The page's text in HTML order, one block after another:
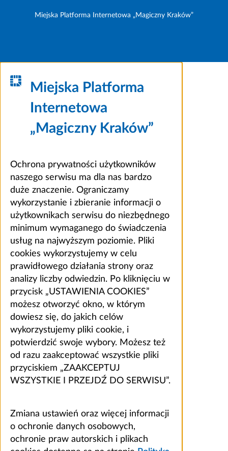
Miejska Platforma Internetowa „Magiczny Kraków”
Miejska Platforma
Internetowa
„Magiczny Kraków”
Ochrona prywatności użytkowników
naszego serwisu ma dla nas bardzo
duże znaczenie. Ograniczamy
wykorzystanie i zbieranie informacji o
użytkownikach serwisu do niezbędnego
minimum wymaganego do świadczenia
usług na najwyższym poziomie. Pliki
cookies wykorzystujemy w celu
prawidłowego działania strony oraz
analizy liczby odwiedzin. Po kliknięciu w
przycisk „USTAWIENIA COOKIES”
możesz otworzyć okno, w którym
dowiesz się, do jakich celów
wykorzystujemy pliki cookie, i
potwierdzić swoje wybory. Możesz też
od razu zaakceptować wszystkie pliki
przyciskiem „ZAAKCEPTUJ
WSZYSTKIE I PRZEJDŹ DO SERWISU”.
Zmiana ustawień oraz więcej informacji
o ochronie danych osobowych,
ochronie praw autorskich i plikach